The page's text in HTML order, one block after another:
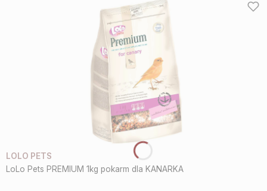
LOLO PETS
LoLo Pets PREMIUM 1kg pokarm dla KANARKA